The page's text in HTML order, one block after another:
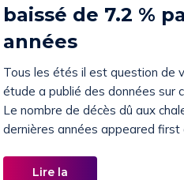
baissé de 7.2 %
années
Tous les étés il est question de
étude a publié des données
Le nombre de décès dû aux
dernières années appeared first
Lire la